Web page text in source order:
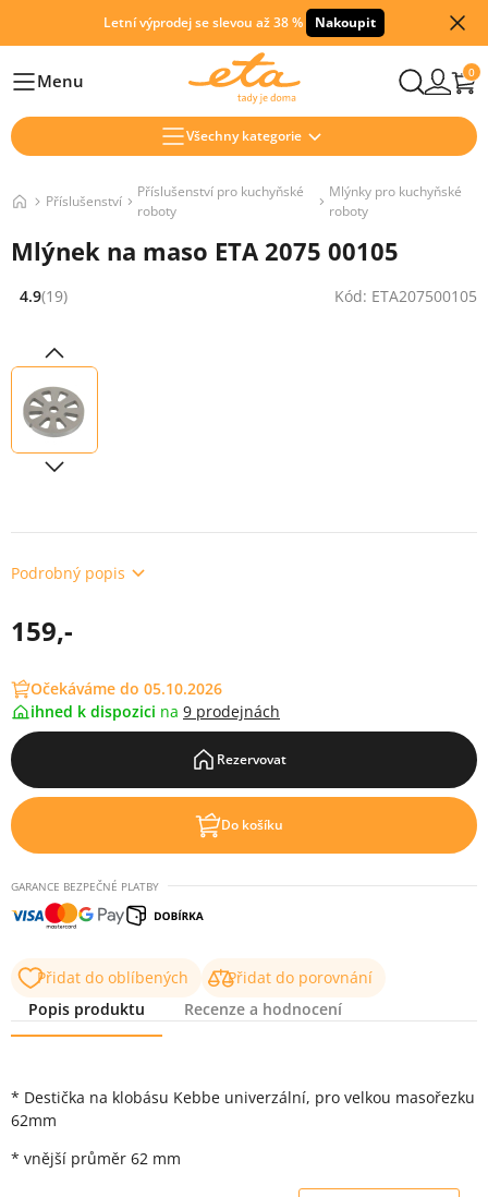
Letní výprodej se slevou až 38 % Nakoupit
HlavníMenu 0
Všechny kategorie
Příslušenství
Příslušenství pro kuchyňské
roboty
Mlýnky pro kuchyňské
roboty
Mlýnek na maso ETA 2075 00105
Hodnocení: 4.9 z 5 (19 recenzí)
4.9(19) Kód: ETA207500105
Podrobný popis
159,-
Očekáváme do 05.10.2026
ihned k dispozici na 9 prodejnách
Rezervovat
Do košíku
GARANCE BEZPEČNÉ PLATBY
Přidat do oblíbených
Přidat do porovnání
Popis produktu
Recenze a hodnocení
* Destička na klobásu Kebbe univerzální, pro velkou masořezku
62mm
* vnější průměr 62 mm